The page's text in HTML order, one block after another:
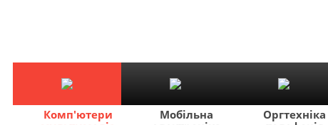
Комп'ютери
Мобільна
Оргтехніка